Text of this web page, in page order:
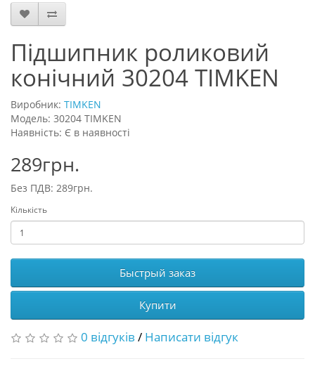
Підшипник роликовий
конічний 30204 TIMKEN
Виробник: TIMKEN
Модель: 30204 TIMKEN
Наявність: Є в наявності
289грн.
Без ПДВ: 289грн.
Кількість
Быстрый заказ
Купити
0 відгуків / Написати відгук